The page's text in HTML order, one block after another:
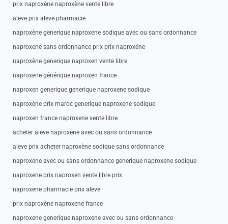
prix naproxène naproxène vente libre
aleve prix aleve pharmacie
naproxène generique naproxene sodique avec ou sans ordonnance
naproxene sans ordonnance prix prix naproxène
naproxène generique naproxen vente libre
naproxene générique naproxen france
naproxen generique generique naproxene sodique
naproxène prix maroc generique naproxene sodique
naproxen france naproxene vente libre
acheter aleve naproxene avec ou sans ordonnance
aleve prix acheter naproxène sodique sans ordonnance
naproxene avec ou sans ordonnance generique naproxene sodique
naproxene prix naproxen vente libre prix
naproxene pharmacie prix aleve
prix naproxène naproxene france
naproxene generique naproxene avec ou sans ordonnance